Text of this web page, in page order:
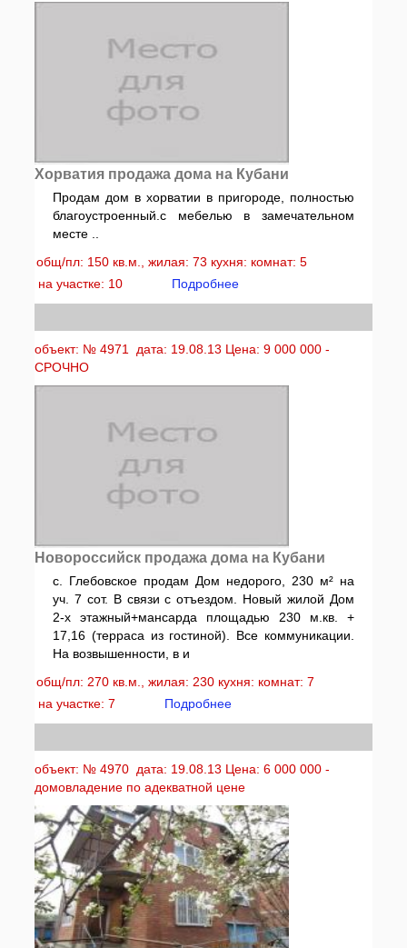
Хорватия продажа дома на Кубани
Продам дом в хорватии в пригороде, полностью
благоустроенный.с мебелью в замечательном
месте ..
общ/пл: 150 кв.м., жилая: 73 кухня: комнат: 5
на участке: 10
Подробнее
объект: № 4971 дата: 19.08.13 Цена: 9 000 000 -
СРОЧНО
Новороссийск продажа дома на Кубани
с. Глебовское продам Дом недорого, 230 м² на
уч. 7 сот. В связи с отъездом. Новый жилой Дом
2-х этажный+мансарда площадью 230 м.кв. +
17,16 (терраса из гостиной). Все коммуникации.
На возвышенности, в и
общ/пл: 270 кв.м., жилая: 230 кухня: комнат: 7
на участке: 7
Подробнее
объект: № 4970 дата: 19.08.13 Цена: 6 000 000 -
домовладение по адекватной цене